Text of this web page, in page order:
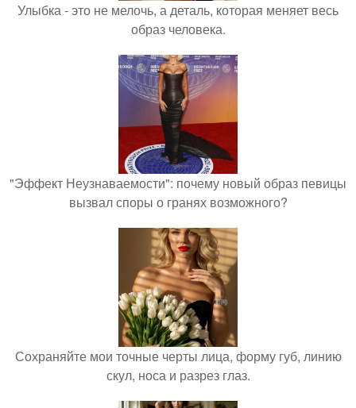
Улыбка - это не мелочь, а деталь, которая меняет весь
образ человека.
"Эффект Неузнаваемости": почему новый образ певицы
вызвал споры о гранях возможного?
Сохраняйте мои точные черты лица, форму губ, линию
скул, носа и разрез глаз.